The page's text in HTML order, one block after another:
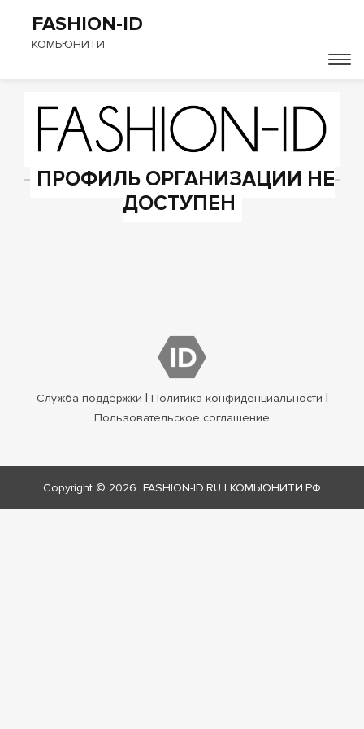
FASHION-ID
КОМЬЮНИТИ
ПРОФИЛЬ ОРГАНИЗАЦИИ НЕ
ДОСТУПЕН
Служба поддержки | Политика конфиденциальности |
Пользовательское соглашение
Copyright © 2026 FASHION-ID.RU | КОМЬЮНИТИ.РФ